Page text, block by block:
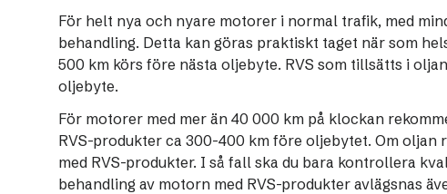
För helt nya och nyare motorer i normal trafik, med
behandling. Detta kan göras praktiskt taget när som
500 km körs före nästa oljebyte. RVS som tillsätts i
oljebyte.
För motorer med mer än 40 000 km på klockan
RVS-produkter ca 300-400 km före oljebytet. Om
med RVS-produkter. I så fall ska du bara kontrollera
behandling av motorn med RVS-produkter avlägsnas